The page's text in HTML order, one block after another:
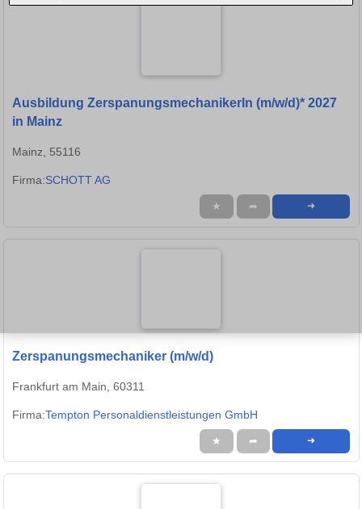
Ausbildung ZerspanungsmechanikerIn (m/w/d)* 2027
in Mainz
Mainz, 55116
Firma:SCHOTT AG
★ ➦ ➜
Zerspanungsmechaniker (m/w/d)
Frankfurt am Main, 60311
Firma:Tempton Personaldienstleistungen GmbH
★ ➦ ➜